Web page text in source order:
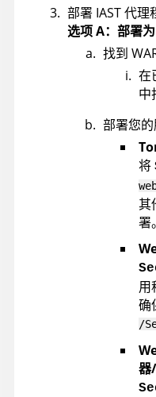
部署 IAST 代理
选项 A：部署
找到
在
中
部署您的
将
其
署。
用
确
/
器